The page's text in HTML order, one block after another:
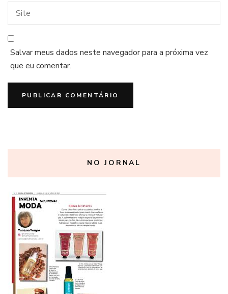
Salvar meus dados neste navegador para a próxima vez
que eu comentar.
NO JORNAL